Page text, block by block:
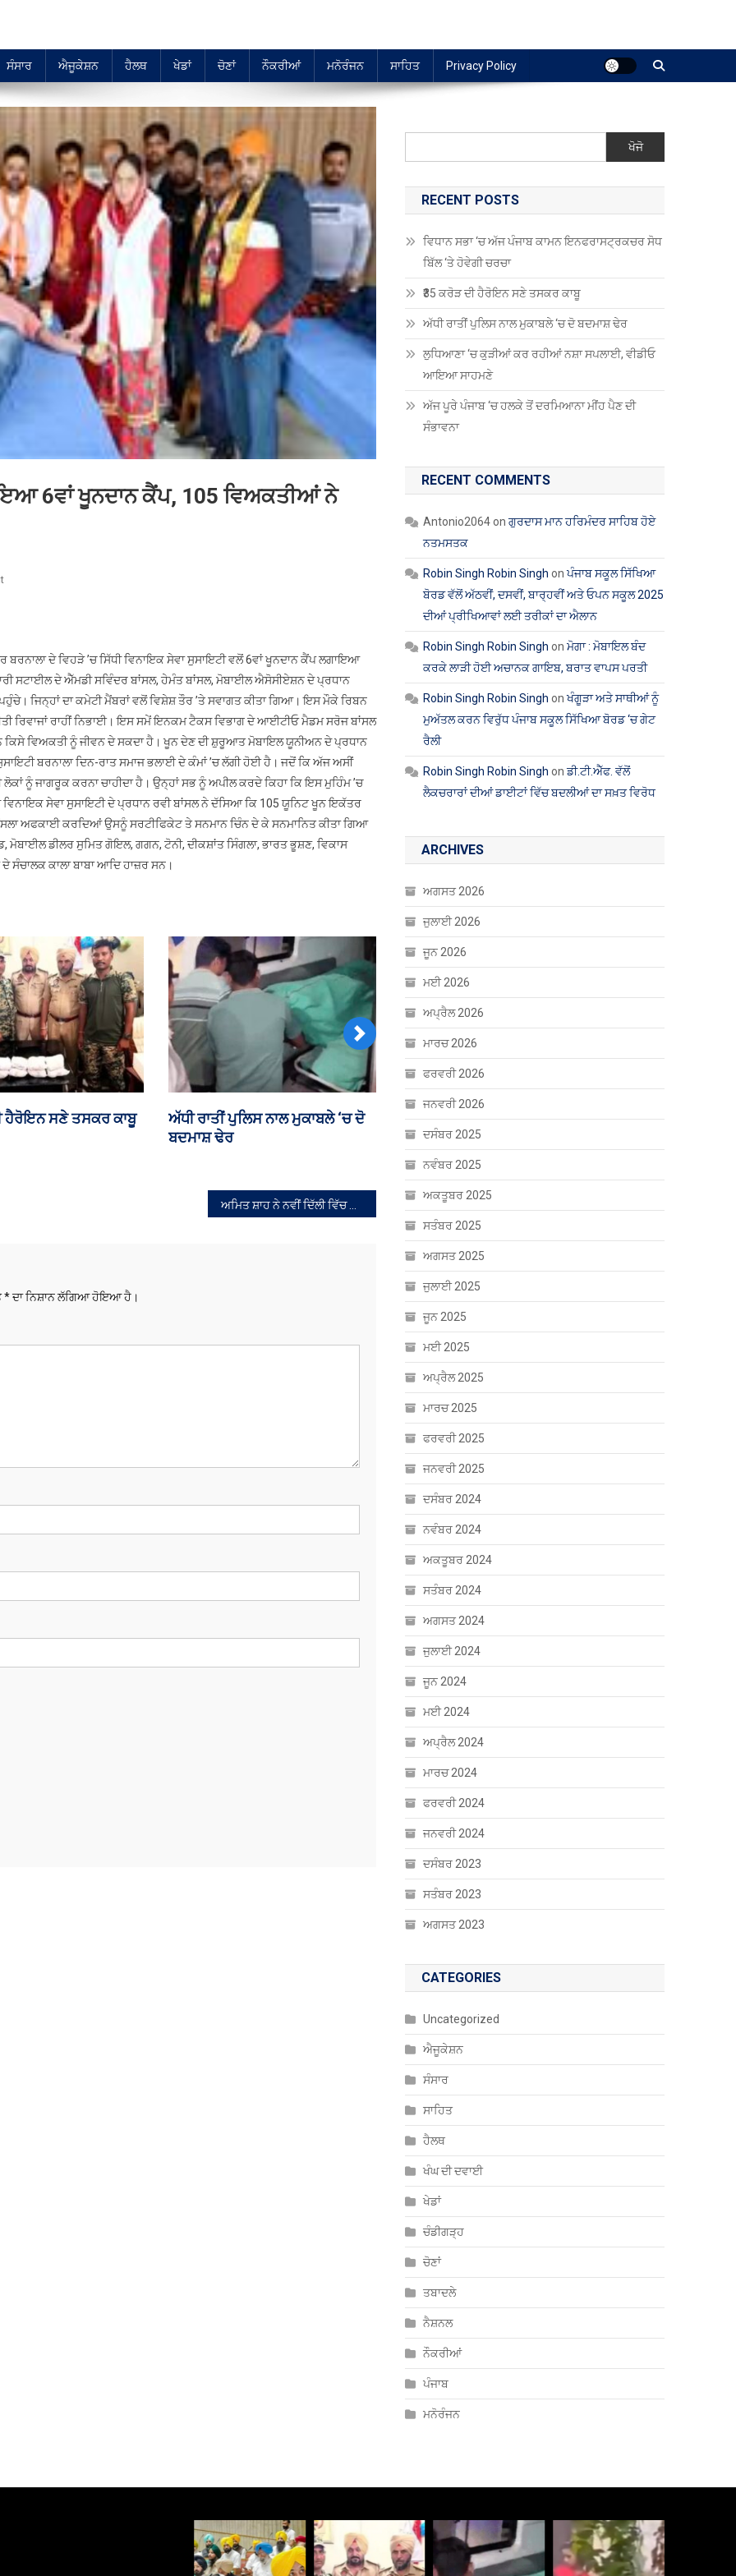
ਸੰਸਾਰ ਐਜੂਕੇਸ਼ਨ ਹੈਲਥ ਖੇਡਾਂ ਚੋਣਾਂ ਨੌਕਰੀਆਂ ਮਨੋਰੰਜਨ ਸਾਹਿਤ Privacy Policy
6ਵਾਂ ਖੂਨਦਾਨ ਕੈਂਪ, 105 ਵਿਅਕਤੀਆਂ ਨੇ
On
ਸੁਸਾਇਟੀ
ਨੇ
ਲਗਾਇਆ
6ਵਾਂ
ਕੈਂਪ,
105
ਵਿਅਕਤੀਆਂ
ਨੇ
ਕੀਤਾ
ਖੂਨਦਾਨ
ਬਰਨਾਲਾ ਦੇ ਵਿਹੜੇ ’ਚ ਸਿੱਧੀ ਵਿਨਾਇਕ ਸੇਵਾ ਸੁਸਾਇਟੀ ਵਲੋਂ 6ਵਾਂ ਖੂਨਦਾਨ ਕੈਂਪ ਲਗਾਇਆ
ਸਟਾਈਲ ਦੇ ਐੱਮਡੀ ਸਵਿੰਦਰ ਬਾਂਸਲ, ਹੇਮੰਤ ਬਾਂਸਲ, ਮੋਬਾਈਲ ਐਸੋਸੀਏਸ਼ਨ ਦੇ ਪ੍ਰਧਾਨ
ਜਿਨ੍ਹਾਂ ਦਾ ਕਮੇਟੀ ਮੈਂਬਰਾਂ ਵਲੋਂ ਵਿਸ਼ੇਸ਼ ਤੌਰ ’ਤੇ ਸਵਾਗਤ ਕੀਤਾ ਗਿਆ। ਇਸ ਮੌਕੇ ਰਿਬਨ
ਰਿਵਾਜਾਂ ਰਾਹੀਂ ਨਿਭਾਈ। ਇਸ ਸਮੇਂ ਇਨਕਮ ਟੈਕਸ ਵਿਭਾਗ ਦੇ ਆਈਟੀਓ ਮੈਡਮ ਸਰੋਜ ਬਾਂਸਲ
ਕਿਸੇ ਵਿਅਕਤੀ ਨੂੰ ਜੀਵਨ ਦੇ ਸਕਦਾ ਹੈ। ਖੂਨ ਦੇਣ ਦੀ ਸ਼ੁਰੂਆਤ ਮੋਬਾਇਲ ਯੂਨੀਅਨ ਦੇ ਪ੍ਰਧਾਨ
ਬਰਨਾਲਾ ਦਿਨ-ਰਾਤ ਸਮਾਜ ਭਲਾਈ ਦੇ ਕੰਮਾਂ ’ਚ ਲੱਗੀ ਹੋਈ ਹੈ। ਜਦੋਂ ਕਿ ਅੱਜ ਅਸੀਂ
ਨੂੰ ਜਾਗਰੂਕ ਕਰਨਾ ਚਾਹੀਦਾ ਹੈ। ਉਨ੍ਹਾਂ ਸਭ ਨੂੰ ਅਪੀਲ ਕਰਦੇ ਕਿਹਾ ਕਿ ਇਸ ਮੁਹਿੰਮ ’ਚ
ਸੇਵਾ ਸੁਸਾਇਟੀ ਦੇ ਪ੍ਰਧਾਨ ਰਵੀ ਬਾਂਸਲ ਨੇ ਦੱਸਿਆ ਕਿ 105 ਯੂਨਿਟ ਖੂਨ ਇਕੱਤਰ
ਅਫਕਾਈ ਕਰਦਿਆਂ ਉਸਨੂੰ ਸਰਟੀਫਿਕੇਟ ਤੇ ਸਨਮਾਨ ਚਿੰਨ ਦੇ ਕੇ ਸਨਮਾਨਿਤ ਕੀਤਾ ਗਿਆ
ਡੀਲਰ ਸੁਮਿਤ ਗੋਇਲ, ਗਗਨ, ਟੋਨੀ, ਦੀਕਸ਼ਾਂਤ ਸਿੰਗਲਾ, ਭਾਰਤ ਭੂਸ਼ਣ, ਵਿਕਾਸ
ਸੰਚਾਲਕ ਕਾਲਾ ਬਾਬਾ ਆਦਿ ਹਾਜ਼ਰ ਸਨ।
ਅੱਜ ਪੂਰੇ ਪੰਜਾਬ ‘ਚ ਹਲਕੇ ਤੋਂ
ਦਰਮਿਆਨਾ ਮੀਂਹ ਪੈਣ ਦੀ ਸੰਭਾਵਨਾ
ਪੰਜਾਬ ਦੇ ਸਰਕਾਰੀ ਦਫ਼ਤਰਾਂ ‘ਚ ਅੱਜ
Next
*ਦਾ ਨਿਸ਼ਾਨ ਲੱਗਿਆ ਹੋਇਆ ਹੈ।
ਖੋਜੋ
RECENT POSTS
ਵਿਧਾਨ ਸਭਾ ‘ਚ ਅੱਜ ਪੰਜਾਬ ਕਾਮਨ ਇਨਫਰਾਸਟ੍ਰਕਚਰ ਸੋਧ
ਬਿੱਲ ‘ਤੇ ਹੋਵੇਗੀ ਚਰਚਾ
₹35 ਕਰੋੜ ਦੀ ਹੈਰੋਇਨ ਸਣੇ ਤਸਕਰ ਕਾਬੂ
ਅੱਧੀ ਰਾਤੀਂ ਪੁਲਿਸ ਨਾਲ ਮੁਕਾਬਲੇ ‘ਚ ਦੋ ਬਦਮਾਸ਼ ਢੇਰ
ਲੁਧਿਆਣਾ ‘ਚ ਕੁੜੀਆਂ ਕਰ ਰਹੀਆਂ ਨਸ਼ਾ ਸਪਲਾਈ, ਵੀਡੀਓ
ਆਇਆ ਸਾਹਮਣੇ
ਅੱਜ ਪੂਰੇ ਪੰਜਾਬ ‘ਚ ਹਲਕੇ ਤੋਂ ਦਰਮਿਆਨਾ ਮੀਂਹ ਪੈਣ ਦੀ
ਸੰਭਾਵਨਾ
RECENT COMMENTS
Antonio2064onਗੁਰਦਾਸ ਮਾਨ ਹਰਿਮੰਦਰ ਸਾਹਿਬ ਹੋਏ
ਨਤਮਸਤਕ
Robin Singh Robin Singh onਪੰਜਾਬ ਸਕੂਲ ਸਿੱਖਿਆ
ਬੋਰਡ ਵੱਲੋਂ ਅੱਠਵੀਂ, ਦਸਵੀਂ, ਬਾਰ੍ਹਵੀਂ ਅਤੇ ਓਪਨ ਸਕੂਲ 2025
ਦੀਆਂ ਪ੍ਰੀਖਿਆਵਾਂ ਲਈ ਤਰੀਕਾਂ ਦਾ ਐਲਾਨ
Robin Singh Robin Singh onਮੋਗਾ : ਮੋਬਾਇਲ ਬੰਦ
ਕਰਕੇ ਲਾੜੀ ਹੋਈ ਅਚਾਨਕ ਗਾਇਬ, ਬਰਾਤ ਵਾਪਸ ਪਰਤੀ
Robin Singh Robin Singh onਖੰਗੂੜਾ ਅਤੇ ਸਾਥੀਆਂ ਨੂੰ
ਮੁਅੱਤਲ ਕਰਨ ਵਿਰੁੱਧ ਪੰਜਾਬ ਸਕੂਲ ਸਿੱਖਿਆ ਬੋਰਡ ‘ਚ ਗੇਟ
ਰੈਲੀ
Robin Singh Robin Singh onਡੀ.ਟੀ.ਐੱਫ. ਵੱਲੋਂ
ਲੈਕਚਰਾਰਾਂ ਦੀਆਂ ਡਾਈਟਾਂ ਵਿੱਚ ਬਦਲੀਆਂ ਦਾ ਸਖ਼ਤ ਵਿਰੋਧ
ARCHIVES
ਅਗਸਤ 2026
ਜੁਲਾਈ 2026
ਜੂਨ 2026
ਮਈ 2026
ਅਪ੍ਰੈਲ 2026
ਮਾਰਚ 2026
ਫਰਵਰੀ 2026
ਜਨਵਰੀ 2026
ਦਸੰਬਰ 2025
ਨਵੰਬਰ 2025
ਅਕਤੂਬਰ 2025
ਸਤੰਬਰ 2025
ਅਗਸਤ 2025
ਜੁਲਾਈ 2025
ਜੂਨ 2025
ਮਈ 2025
ਅਪ੍ਰੈਲ 2025
ਮਾਰਚ 2025
ਫਰਵਰੀ 2025
ਜਨਵਰੀ 2025
ਦਸੰਬਰ 2024
ਨਵੰਬਰ 2024
ਅਕਤੂਬਰ 2024
ਸਤੰਬਰ 2024
ਅਗਸਤ 2024
ਜੁਲਾਈ 2024
ਜੂਨ 2024
ਮਈ 2024
ਅਪ੍ਰੈਲ 2024
ਮਾਰਚ 2024
ਫਰਵਰੀ 2024
ਜਨਵਰੀ 2024
ਦਸੰਬਰ 2023
ਸਤੰਬਰ 2023
ਅਗਸਤ 2023
CATEGORIES
Uncategorized
ਐਜੂਕੇਸ਼ਨ
ਸੰਸਾਰ
ਸਾਹਿਤ
ਹੈਲਥ
ਖੰਘ ਦੀ ਦਵਾਈ
ਖੇਡਾਂ
ਚੰਡੀਗੜ੍ਹ
ਚੋਣਾਂ
ਤਬਾਦਲੇ
ਨੈਸ਼ਨਲ
ਨੌਕਰੀਆਂ
ਪੰਜਾਬ
ਮਨੋਰੰਜਨ